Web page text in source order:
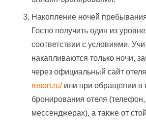
Накопление ночей
Гостю получить один из
соответствии с условиями.
накапливаются только ночи,
через официальный сайт отеля
resort.ru/или при обращении в
бронирования отеля (телефон,
мессенджерах), а также от